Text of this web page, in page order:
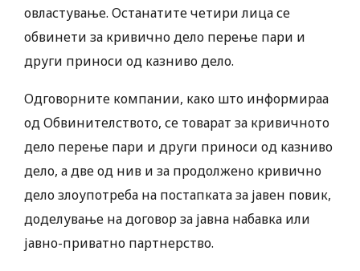
овластување. Останатите четири лица се
обвинети за кривично дело перење пари и
други приноси од казниво дело.
Одговорните компании, како што информираа
од Обвинителството, се товарат за кривичното
дело перење пари и други приноси од казниво
дело, а две од нив и за продолжено кривично
дело злоупотреба на постапката за јавен повик,
доделување на договор за јавна набавка или
јавно-приватно партнерство.